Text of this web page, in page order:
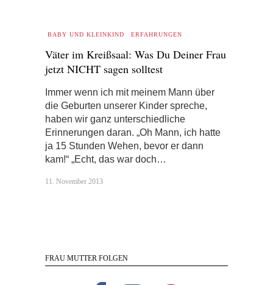
BABY UND KLEINKIND ERFAHRUNGEN
Väter im Kreißsaal: Was Du Deiner Frau
jetzt NICHT sagen solltest
Immer wenn ich mit meinem Mann über
die Geburten unserer Kinder spreche,
haben wir ganz unterschiedliche
Erinnerungen daran. „Oh Mann, ich hatte
ja 15 Stunden Wehen, bevor er dann
kam!“ „Echt, das war doch…
11. November 2013
FRAU MUTTER FOLGEN